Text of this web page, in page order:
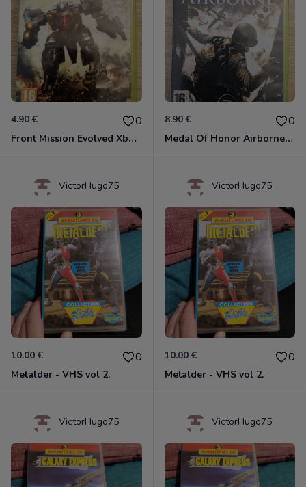
4.90 € 0
Front Mission Evolved Xbox 360
8.90 € 0
Medal Of Honor Airborne Xbox 360
VictorHugo75
10.00 € 0
Metalder - VHS vol 2.
VictorHugo75
10.00 € 0
Metalder - VHS vol 2.
VictorHugo75 VictorHugo75